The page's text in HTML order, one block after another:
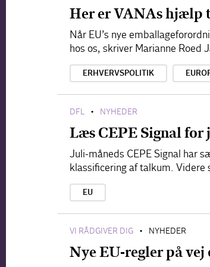
Her er VANAs hjælp
Når EU’s nye
hos os, skriver Marianne Roed
ERHVERVSPOLITIK
DFL • NYHEDER
Læs CEPE Signal for
Juli-måneds CEPE Signal har
klassificering af talkum. Videre
EU
VI RÅDGIVER DIG • NYHEDER
Nye EU-regler på